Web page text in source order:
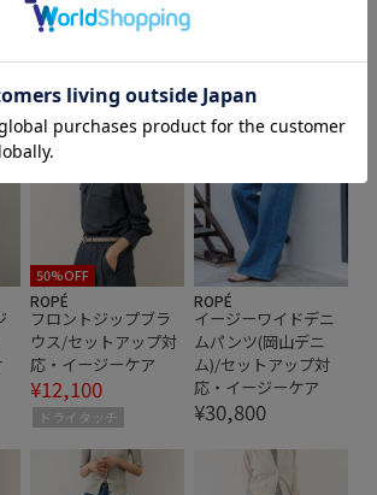
生地 トップス ニット
パンツ ベルト メリハリ リネン
上品 夏場でも快適 幅広 快適
薄手 軽やかな素材感
ョン
50%OFF
ROPÉ
フロントジップブラ
ウス/セットアップ対
応・イージーケア
¥12,100
ドライタッチ
ROPÉ
イージーワイドデニ
ムパンツ(岡山デニ
ム)/セットアップ対
応・イージーケア
¥30,800